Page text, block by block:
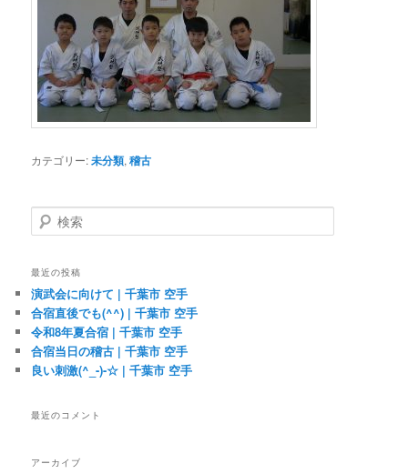
カテゴリー:未分類,稽古
検
索
最近の投稿
演武会に向けて | 千葉市 空手
合宿直後でも(^^) | 千葉市 空手
令和8年夏合宿 | 千葉市 空手
合宿当日の稽古 | 千葉市 空手
良い刺激(^_-)-☆ | 千葉市 空手
最近のコメント
アーカイブ